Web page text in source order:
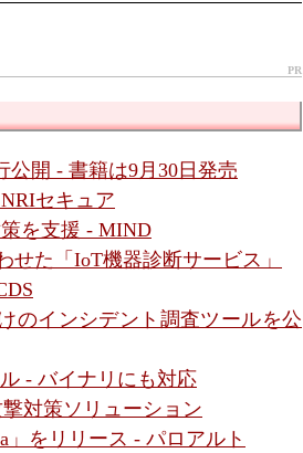
PR
公開 - 書籍は9月30日発売
セキュア
を支援 - MIND
た「IoT機器診断サービス」
のインシデント調査ツールを公
- バイナリにも対応
対策ソリューション
」をリリース - パロアルト